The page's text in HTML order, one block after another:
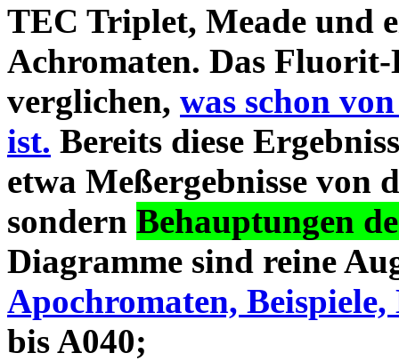
TEC Triplet, Meade und
Achromaten. Das
verglichen, was schon
ist. Bereits diese
etwa Meßergebnisse von
sondern Behauptungen
Diagramme sind reine
Apochromaten, Beispiele,
bis A040;